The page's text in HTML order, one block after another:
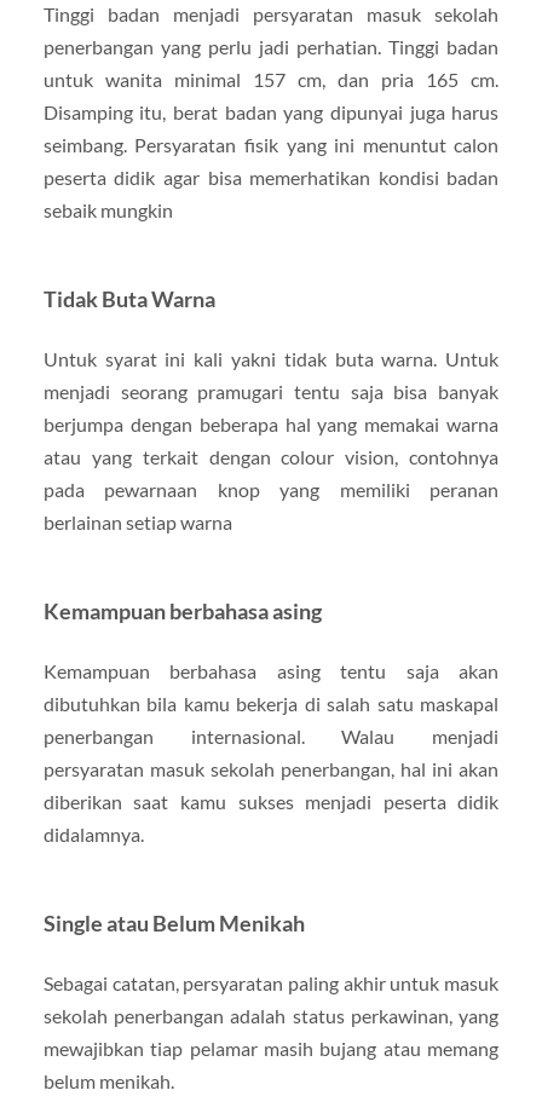
Tinggi badan menjadi persyaratan masuk sekolah
penerbangan yang perlu jadi perhatian. Tinggi badan
untuk wanita minimal 157 cm, dan pria 165 cm.
Disamping itu, berat badan yang dipunyai juga harus
seimbang. Persyaratan fisik yang ini menuntut calon
peserta didik agar bisa memerhatikan kondisi badan
sebaik mungkin
Tidak Buta Warna
Untuk syarat ini kali yakni tidak buta warna. Untuk
menjadi seorang pramugari tentu saja bisa banyak
berjumpa dengan beberapa hal yang memakai warna
atau yang terkait dengan colour vision, contohnya
pada pewarnaan knop yang memiliki peranan
berlainan setiap warna
Kemampuan berbahasa asing
Kemampuan berbahasa asing tentu saja akan
dibutuhkan bila kamu bekerja di salah satu maskapal
penerbangan internasional. Walau menjadi
persyaratan masuk sekolah penerbangan, hal ini akan
diberikan saat kamu sukses menjadi peserta didik
didalamnya.
Single atau Belum Menikah
Sebagai catatan, persyaratan paling akhir untuk masuk
sekolah penerbangan adalah status perkawinan, yang
mewajibkan tiap pelamar masih bujang atau memang
belum menikah.